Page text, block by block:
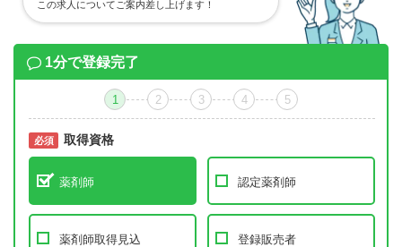
この求人についてご案内差し上げます！
1分で登録完了
1 2 3 4 5
必須 取得資格
薬剤師 認定薬剤師
薬剤師取得見込 登録販売者